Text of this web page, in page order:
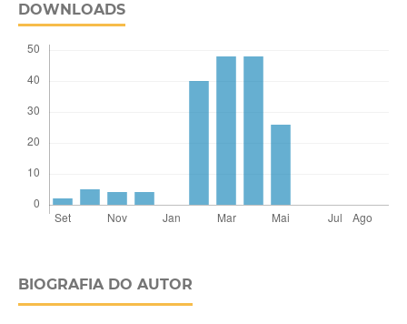
DOWNLOADS
BIOGRAFIA DO AUTOR